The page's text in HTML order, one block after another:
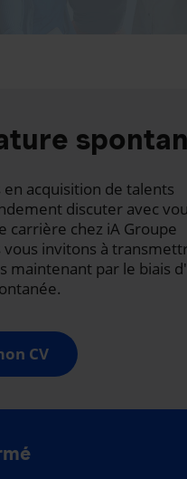
en acquisition de talents
discuter avec
carrière chez iA Groupe
vous invitons à
maintenant par le biais
CV